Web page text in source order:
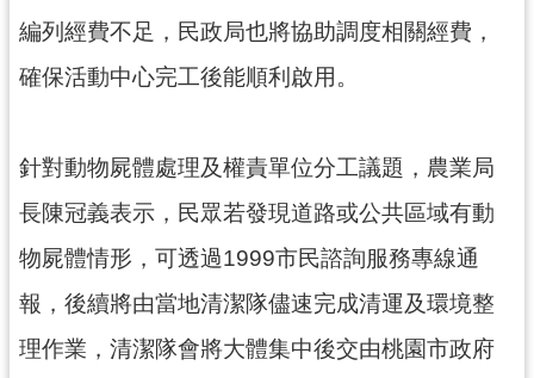
編列經費不足，民政局也將協助調度相關經費，
確保活動中心完工後能順利啟用。
針對動物屍體處理及權責單位分工議題，農業局
長陳冠義表示，民眾若發現道路或公共區域有動
物屍體情形，可透過1999市民諮詢服務專線通
報，後續將由當地清潔隊儘速完成清運及環境整
理作業，清潔隊會將大體集中後交由桃園市政府